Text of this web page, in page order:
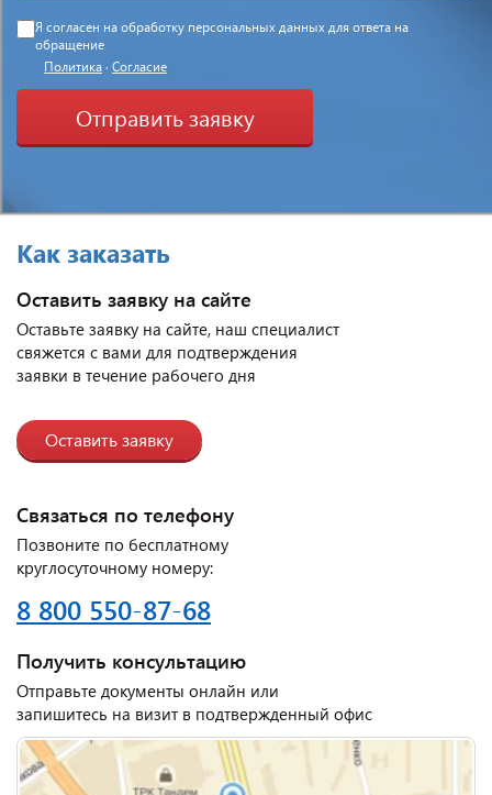
Я согласен на обработку персональных данных для ответа на
обращение
Политика · Согласие
Отправить заявку
Как заказать
Оставить заявку на сайте
Оставьте заявку на сайте, наш специалист
свяжется с вами для подтверждения
заявки в течение рабочего дня
Оставить заявку
Связаться по телефону
Позвоните по бесплатному
круглосуточному номеру:
8 800 550-87-68
Получить консультацию
Отправьте документы онлайн или
запишитесь на визит в подтвержденный офис